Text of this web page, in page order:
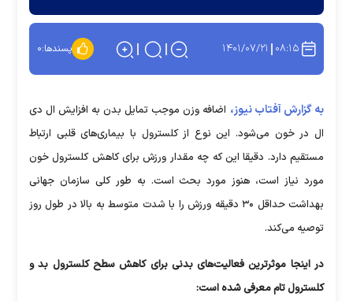
۰۸:۱۵ ۱۴۰۱/۰۷/۲۱ پسندها:۰
به گزارش آفتاب نیوز، اضافه وزن موجب تمایل بدن به افزایش ال دی
ال در خون می‌شود. این نوع از کلسترول با بیماری‌های قلبی ارتباط
مستقیم دارد. دقیقا این که چه مقدار ورزش برای کاهش کلسترول خون
مورد نیاز است، هنوز مورد بحث است. به طور کلی سازمان جهانی
بهداشت حداقل ۳۰ دقیقه ورزش را با شدت متوسط به بالا در طول روز
توصیه می‌کند.
در اینجا موثرترین فعالیت‌های بدنی برای کاهش سطح کلسترول بد و
کلسترول تام معرفی شده است: